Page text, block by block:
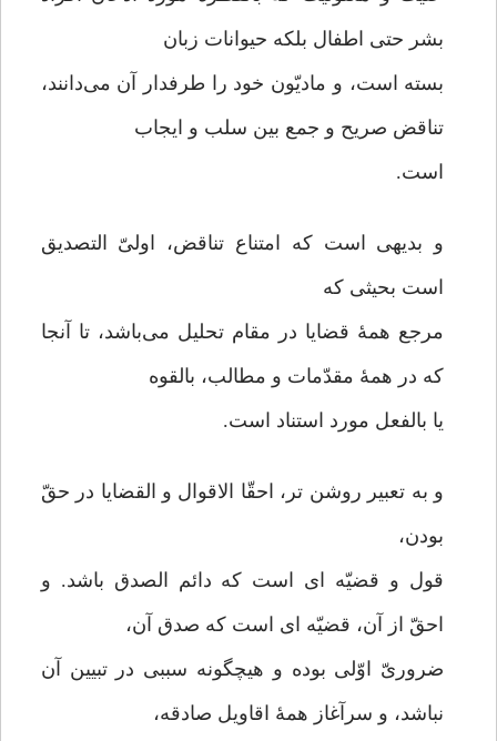
بشر حتی اطفال بلکه حیوانات زبان
بسته است، و مادیّون خود را طرفدار آن می‌دانند،
تناقض صریح و جمع بین سلب و ایجاب
است.
و بدیهی است که امتناع تناقض، اولیّ التصدیق
است بحیثی که
مرجع همۀ قضایا در مقام تحلیل می‌باشد، تا آنجا
که در همۀ مقدّمات و مطالب، بالقوه
یا بالفعل مورد استناد است.
و به تعبیر روشن تر، احقّا الاقوال و القضایا در حقّ
بودن،
قول و قضیّه ای است که دائم الصدق باشد. و
احقّ از آن، قضیّه ای است که صدق آن،
ضروریّ اوّلی بوده و هیچگونه سببی در تبیین آن
نباشد، و سرآغاز همۀ اقاویل صادقه،